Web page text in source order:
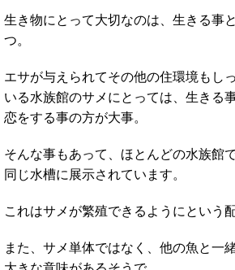
生き物にとって大切なのは、生きる事
つ。
エサが与えられてその他の住環境もし
いる水族館のサメにとっては、生きる
恋をする事の方が大事。
そんな事もあって、ほとんどの水族館
同じ水槽に展示されています。
これはサメが繁殖できるようにという配
また、サメ単体ではなく、他の魚と一